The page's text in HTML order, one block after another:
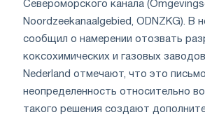
Североморского канала
Noordzeekanaalgebied, ODNZKG). В
сообщил о намерении отозвать
коксохимических и газовых
Nederland отмечают, что это
неопределенность относительно
такого решения создают